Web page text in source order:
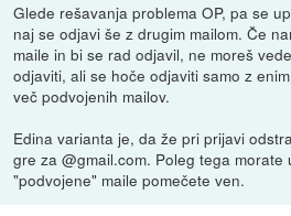
Glede rešavanja problema OP, pa se
naj se odjavi še z drugim mailom. Če
maile in bi se rad odjavil, ne moreš
odjaviti, ali se hoče odjaviti samo z
več podvojenih mailov.
Edina varianta je, da že pri prijavi
gre za @gmail.com. Poleg tega
"podvojene" maile pomečete ven.